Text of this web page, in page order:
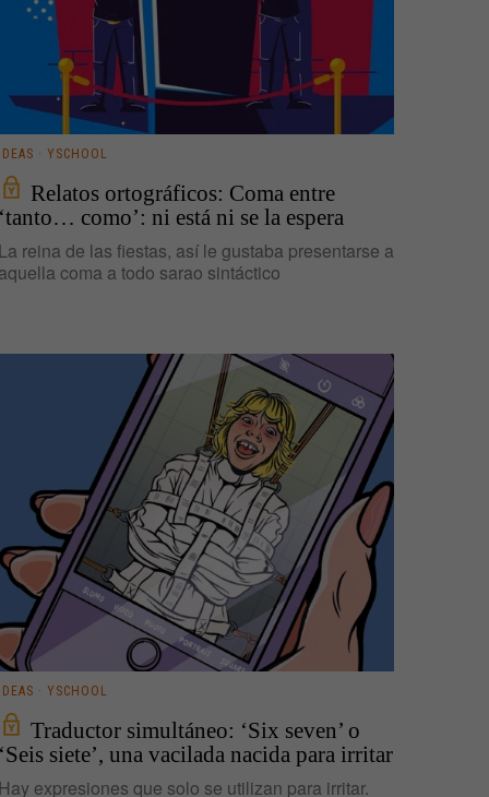
IDEAS · YSCHOOL
Relatos ortográficos: Coma entre
‘tanto… como’: ni está ni se la espera
La reina de las fiestas, así le gustaba presentarse a
aquella coma a todo sarao sintáctico
IDEAS · YSCHOOL
Traductor simultáneo: ‘Six seven’ o
‘Seis siete’, una vacilada nacida para irritar
Hay expresiones que solo se utilizan para irritar.